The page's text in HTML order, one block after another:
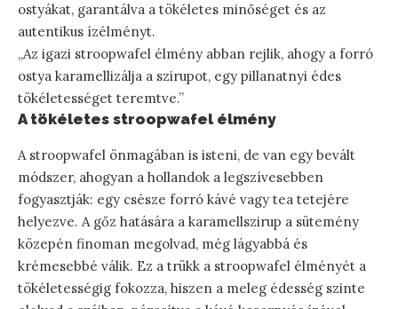
ostyákat, garantálva a tökéletes minőséget és az
autentikus ízélményt.
„Az igazi stroopwafel élmény abban rejlik, ahogy a forró
ostya karamellizálja a szirupot, egy pillanatnyi édes
tökéletességet teremtve.”
A tökéletes stroopwafel élmény
A stroopwafel önmagában is isteni, de van egy bevált
módszer, ahogyan a hollandok a legszívesebben
fogyasztják: egy csésze forró kávé vagy tea tetejére
helyezve. A gőz hatására a karamellszirup a sütemény
közepén finoman megolvad, még lágyabbá és
krémesebbé válik. Ez a trükk a stroopwafel élményét a
tökéletességig fokozza, hiszen a meleg édesség szinte